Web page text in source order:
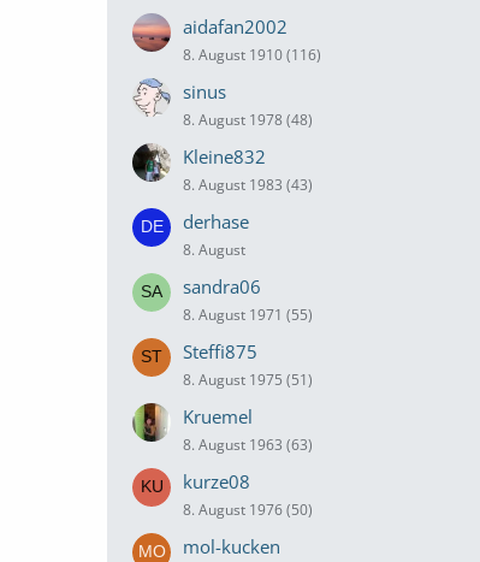
aidafan2002
8. August 1910 (116)
sinus
8. August 1978 (48)
Kleine832
8. August 1983 (43)
derhase
8. August
sandra06
8. August 1971 (55)
Steffi875
8. August 1975 (51)
Kruemel
8. August 1963 (63)
kurze08
8. August 1976 (50)
mol-kucken